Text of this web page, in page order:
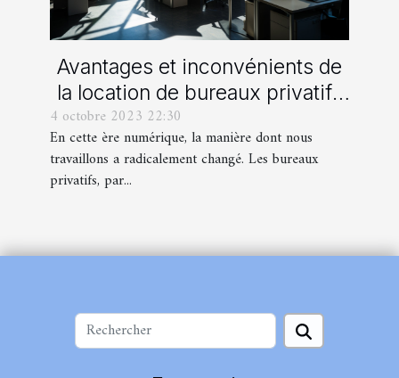
Avantages et inconvénients de
la location de bureaux privatifs
à l'ère du numérique
4 octobre 2023 22:30
En cette ère numérique, la manière dont nous
travaillons a radicalement changé. Les bureaux
privatifs, par...